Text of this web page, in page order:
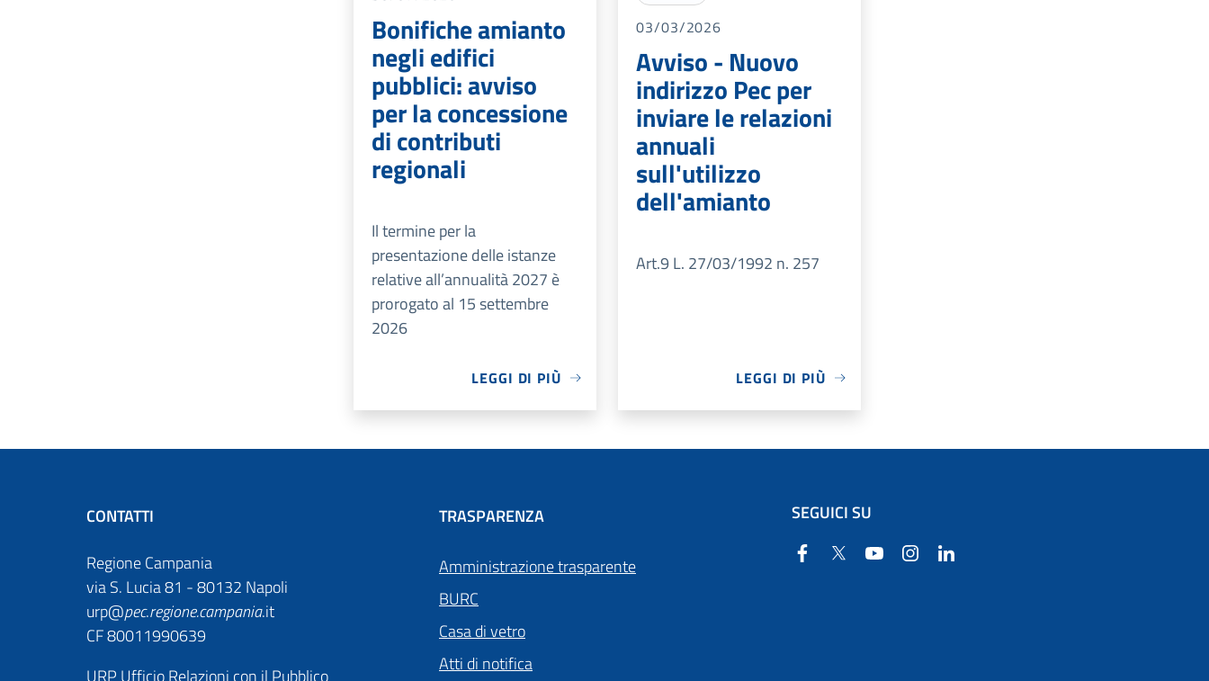
Bonifiche amianto
negli edifici
pubblici: avviso
per la concessione
di contributi
regionali
Il termine per la
presentazione delle istanze
relative all’annualità 2027 è
prorogato al 15 settembre
2026
LEGGI DI PIÙ
03/03/2026
Avviso - Nuovo
indirizzo Pec per
inviare le relazioni
annuali
sull'utilizzo
dell'amianto
Art.9 L. 27/03/1992 n. 257
LEGGI DI PIÙ
CONTATTI
Regione Campania
via S. Lucia 81 - 80132 Napoli
urp@pec.regione.campania.it
CF 80011990639
TRASPARENZA
Amministrazione trasparente
BURC
Casa di vetro
Atti di notifica
SEGUICI SU
Facebook
Twitter YouTube Instagram